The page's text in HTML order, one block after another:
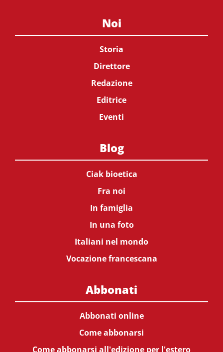
Noi
Storia
Direttore
Redazione
Editrice
Eventi
Blog
Ciak bioetica
Fra noi
In famiglia
In una foto
Italiani nel mondo
Vocazione francescana
Abbonati
Abbonati online
Come abbonarsi
Come abbonarsi all'edizione per l'estero